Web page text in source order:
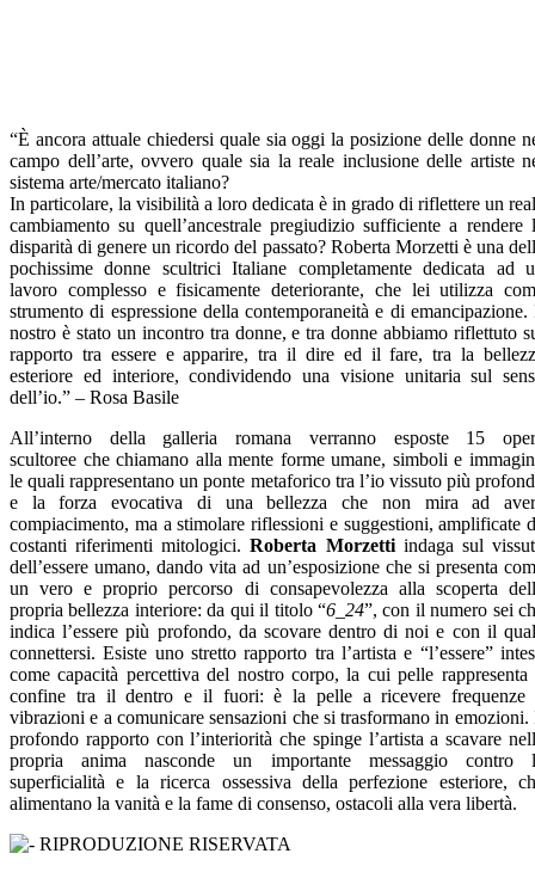
“È ancora attuale chiedersi quale sia oggi la posizione delle donne
campo dell’arte, ovvero quale sia la reale inclusione delle artiste
sistema arte/mercato italiano?
In particolare, la visibilità a loro dedicata è in grado di riflettere un
cambiamento su quell’ancestrale pregiudizio sufficiente a rendere
disparità di genere un ricordo del passato? Roberta Morzetti è una
pochissime donne scultrici Italiane completamente dedicata ad
lavoro complesso e fisicamente deteriorante, che lei utilizza
strumento di espressione della contemporaneità e di emancipazione.
nostro è stato un incontro tra donne, e tra donne abbiamo riflettuto
rapporto tra essere e apparire, tra il dire ed il fare, tra la
esteriore ed interiore, condividendo una visione unitaria sul
dell’io.” – Rosa Basile
All’interno della galleria romana verranno esposte 15
scultoree che chiamano alla mente forme umane, simboli e
le quali rappresentano un ponte metaforico tra l’io vissuto più
e la forza evocativa di una bellezza che non mira ad
compiacimento, ma a stimolare riflessioni e suggestioni, amplificate
costanti riferimenti mitologici.Roberta Morzettiindaga sul
dell’essere umano, dando vita ad un’esposizione che si presenta
un vero e proprio percorso di consapevolezza alla scoperta
propria bellezza interiore: da qui il titolo “6_24”, con il numero sei
indica l’essere più profondo, da scovare dentro di noi e con il
connettersi. Esiste uno stretto rapporto tra l’artista e “l’essere”
come capacità percettiva del nostro corpo, la cui pelle rappresenta
confine tra il dentro e il fuori: è la pelle a ricevere frequenze
vibrazioni e a comunicare sensazioni che si trasformano in emozioni.
profondo rapporto con l’interiorità che spinge l’artista a scavare
propria anima nasconde un importante messaggio contro
superficialità e la ricerca ossessiva della perfezione esteriore,
alimentano la vanità e la fame di consenso, ostacoli alla vera libertà.